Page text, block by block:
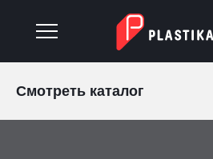
Смотреть каталог